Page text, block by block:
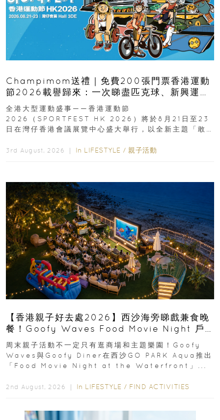
Champimom送禮｜免費200張門票香港運動
節2026載譽歸來：一次睇盡匹克球、新興運
動、街舞比賽＋逾百運動品牌展覽
全港大型運動盛事——香港運動節
2026（SPORTFEST HK 2026）將於8月21日至23
日在灣仔香港會議展覽中心盛大舉行，以全新主題「敢
3rd August, 2026 ｜ In LIFESTYLE / 親子活動
【香港親子好去處2026】西沙海旁睇戲兼食晚
餐！Goofy Waves Food Movie Night 戶
外影院逢週末登場
周末親子活動不一定只有逛商場和主題樂園！Goofy
Waves與Goofy Diner在西沙GO PARK Aqua推出
「Food Movie Night at the Waterfront」...
2nd August, 2026 ｜ In LIFESTYLE / FIND ACTIVITIES